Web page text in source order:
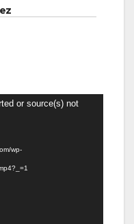
or source(s) not
wp-